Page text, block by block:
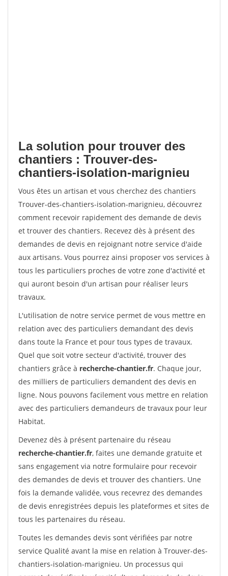
La solution pour trouver des
chantiers : Trouver-des-
chantiers-isolation-marignieu
Vous êtes un artisan et vous cherchez des chantiers
Trouver-des-chantiers-isolation-marignieu, découvrez
comment recevoir rapidement des demande de devis
et trouver des chantiers. Recevez dès à présent des
demandes de devis en rejoignant notre service d'aide
aux artisans. Vous pourrez ainsi proposer vos services à
tous les particuliers proches de votre zone d'activité et
qui auront besoin d'un artisan pour réaliser leurs
travaux.
L'utilisation de notre service permet de vous mettre en
relation avec des particuliers demandant des devis
dans toute la France et pour tous types de travaux.
Quel que soit votre secteur d'activité, trouver des
chantiers grâce à recherche-chantier.fr. Chaque jour,
des milliers de particuliers demandent des devis en
ligne. Nous pouvons facilement vous mettre en relation
avec des particuliers demandeurs de travaux pour leur
Habitat.
Devenez dès à présent partenaire du réseau
recherche-chantier.fr, faites une demande gratuite et
sans engagement via notre formulaire pour recevoir
des demandes de devis et trouver des chantiers. Une
fois la demande validée, vous recevrez des demandes
de devis enregistrées depuis les plateformes et sites de
tous les partenaires du réseau.
Toutes les demandes devis sont vérifiées par notre
service Qualité avant la mise en relation à Trouver-des-
chantiers-isolation-marignieu. Un processus qui